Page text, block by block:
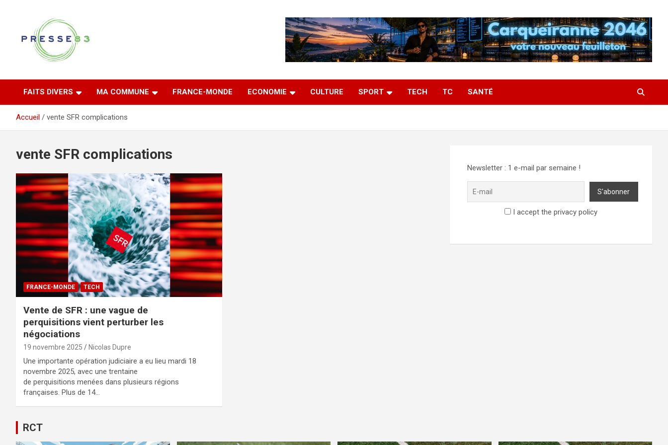
Presse 83
FAITS DIVERS MA COMMUNE FRANCE-MONDE ECONOMIE CULTURE SPORT TECH TC SANTÉ
Accueil vente SFR complications
vente SFR complications
FRANCE-MONDE TECH
Vente de SFR : une vague de
perquisitions vient perturber les
négociations
19 novembre 2025 Nicolas Dupre
Une importante opération judiciaire a eu lieu mardi 18
novembre 2025, avec une trentaine
de perquisitions menées dans plusieurs régions
françaises. Plus de 14…
Newsletter : 1 e-mail par semaine !
I accept the privacy policy
RCT